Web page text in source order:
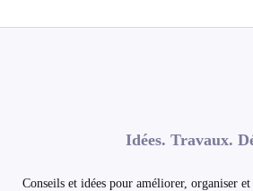
Idées. Travaux.
Conseils et idées pour améliorer, organiser